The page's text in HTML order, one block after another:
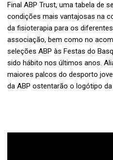
Final ABP Trust, uma tabela de
condições mais vantajosas na
da fisioterapia para os
associação, bem como no
seleções ABP às Festas do
sido hábito nos últimos anos.
maiores palcos do desporto
da ABP ostentarão o logótipo